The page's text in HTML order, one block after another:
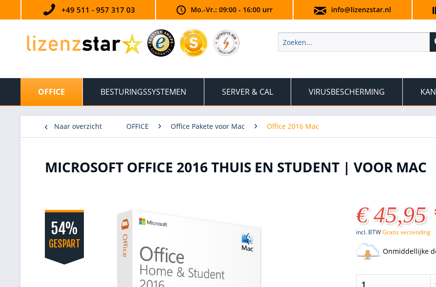
+49 511 - 957 317 03 Mo.-Vr.: 09:00 - 16:00 urr info@lizenzstar.nl
OFFICE BESTURINGSSYSTEMEN SERVER & CAL VIRUSBESCHERMING
Naar overzicht OFFICE Office Pakete voor Mac Office 2016 Mac
MICROSOFT OFFICE 2016 THUIS EN STUDENT | VOOR MAC
54%
GESPART
€ 45,95
incl. BTWGratis verzending
Onmiddellijke